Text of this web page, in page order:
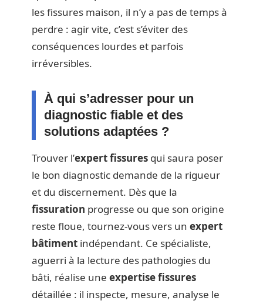
les fissures maison, il n’y a pas de temps à
perdre : agir vite, c’est s’éviter des
conséquences lourdes et parfois
irréversibles.
À qui s’adresser pour un
diagnostic fiable et des
solutions adaptées ?
Trouver l’expert fissures qui saura poser
le bon diagnostic demande de la rigueur
et du discernement. Dès que la
fissuration progresse ou que son origine
reste floue, tournez-vous vers un expert
bâtiment indépendant. Ce spécialiste,
aguerri à la lecture des pathologies du
bâti, réalise une expertise fissures
détaillée : il inspecte, mesure, analyse le